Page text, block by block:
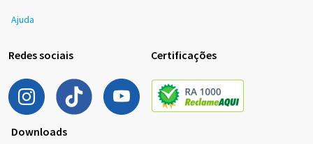
Ajuda
Redes sociais Certificações
Downloads